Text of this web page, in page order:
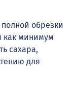
обрезки
как минимум
сахара,
для